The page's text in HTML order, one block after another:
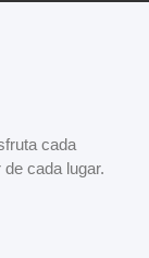
cada
cada lugar.